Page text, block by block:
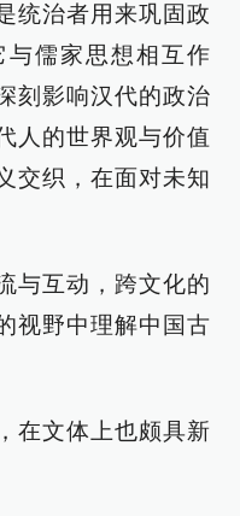
统治者用来巩固政
儒家思想相互作
刻影响汉代的政治
人的世界观与价值
织，在面对未知
与互动，跨文化的
视野中理解中国古
在文体上也颇具新